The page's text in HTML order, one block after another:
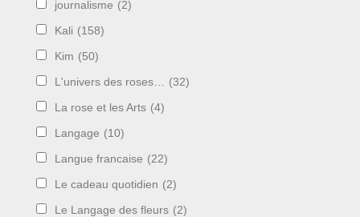
journalisme (2)
Kali (158)
Kim (50)
L'univers des roses… (32)
La rose et les Arts (4)
Langage (10)
Langue francaise (22)
Le cadeau quotidien (2)
Le Langage des fleurs (2)